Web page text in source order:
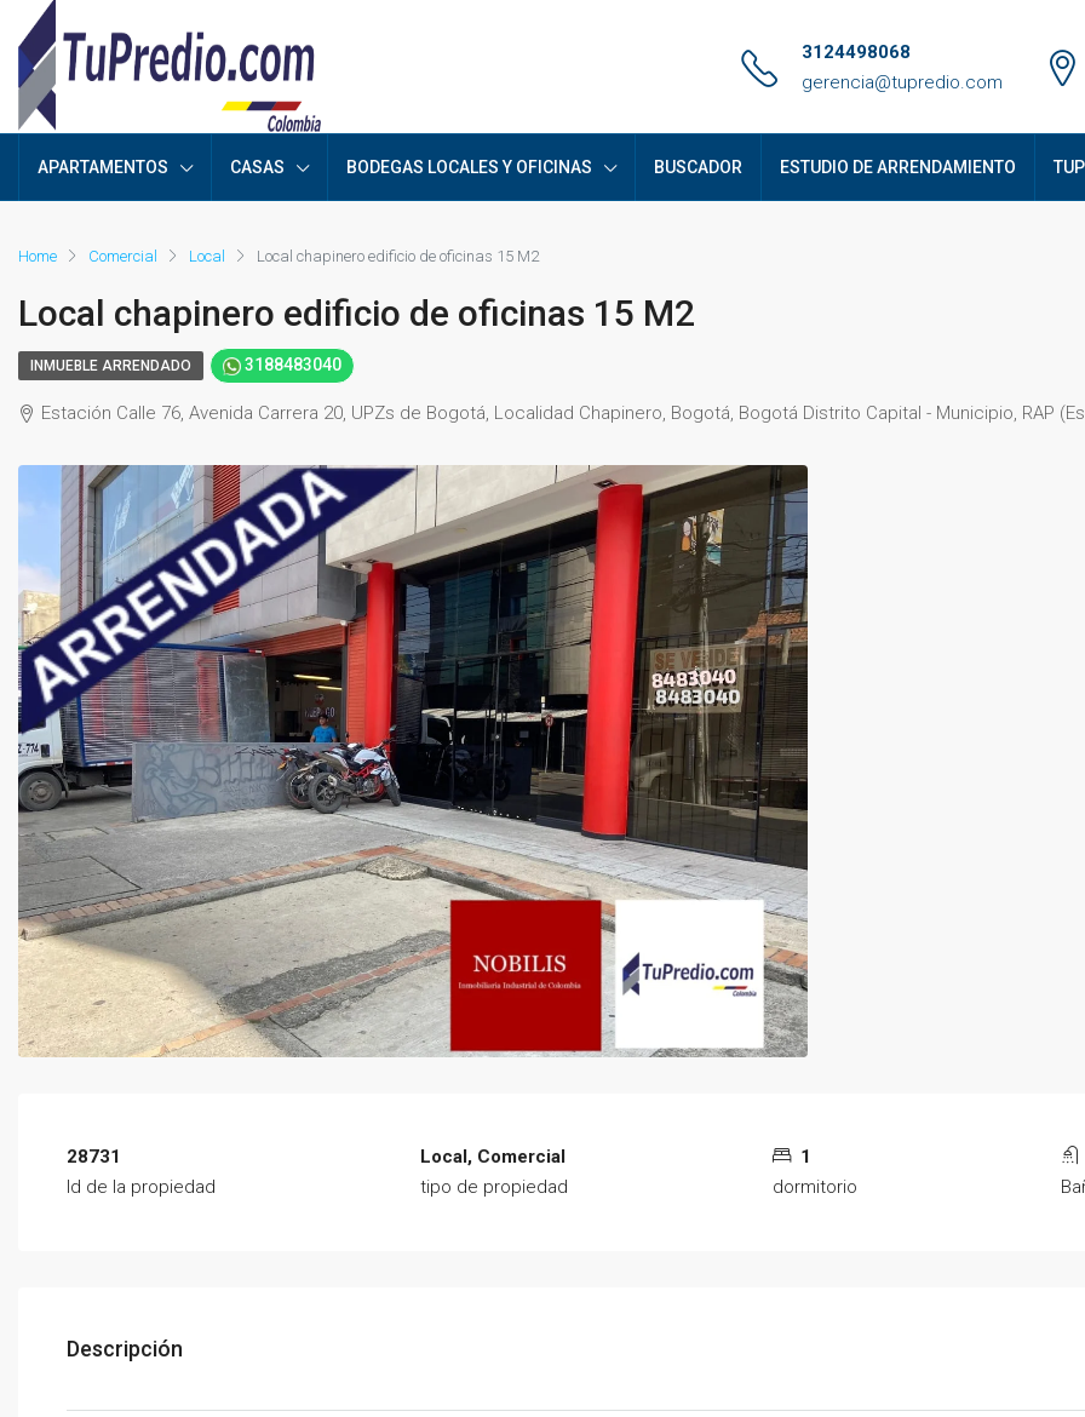
3124498068
gerencia@tupredio.com
APARTAMENTOS CASAS BODEGAS LOCALES Y OFICINAS BUSCADOR ESTUDIO DE ARRENDAMIENTO
Home Comercial Local Local chapinero edificio de oficinas 15 M2
Local chapinero edificio de oficinas 15 M2
INMUEBLE ARRENDADO 3188483040
Estación Calle 76, Avenida Carrera 20, UPZs de Bogotá, Localidad Chapinero, Bogotá, Bogotá Distrito Capital - Municipio, RAP
28731
Id de la propiedad
Local, Comercial
tipo de propiedad
1
dormitorio
Descripción